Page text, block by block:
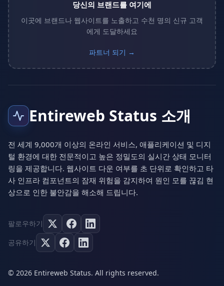
당신의 브랜드를 여기에
이곳에 브랜드나 웹사이트를 노출하고 수천 명의 신규 고객
에게 도달하세요
파트너 되기 →
Entireweb Status 소개
전 세계 9,000개 이상의 온라인 서비스, 애플리케이션 및 디지
털 환경에 대한 전문적이고 높은 정밀도의 실시간 상태 모니터
링을 제공합니다. 웹사이트 다운 여부를 초 단위로 확인하고 타
사 인프라 컴포넌트의 잠재 위험을 감지하여 원인 모를 끊김 현
상으로 인한 불안감을 해소해 드립니다.
팔로우하기
공유하기
© 2026 Entireweb Status. All rights reserved.